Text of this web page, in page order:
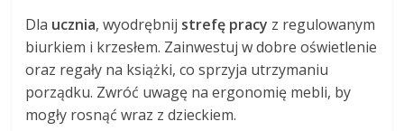
Dla ucznia, wyodrębnij strefę pracy z regulowanym
biurkiem i krzesłem. Zainwestuj w dobre oświetlenie
oraz regały na książki, co sprzyja utrzymaniu
porządku. Zwróć uwagę na ergonomię mebli, by
mogły rosnąć wraz z dzieckiem.